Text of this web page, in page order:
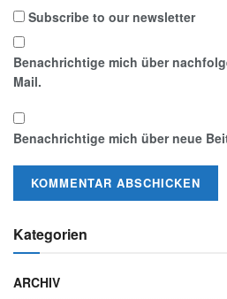
Subscribe to our newsletter
Benachrichtige mich über
Mail.
Benachrichtige mich über neue
Kategorien
ARCHIV